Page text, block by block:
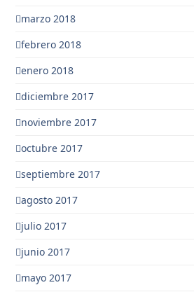
marzo 2018
febrero 2018
enero 2018
diciembre 2017
noviembre 2017
octubre 2017
septiembre 2017
agosto 2017
julio 2017
junio 2017
mayo 2017